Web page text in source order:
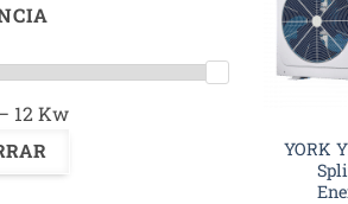
12 Kw
YORK